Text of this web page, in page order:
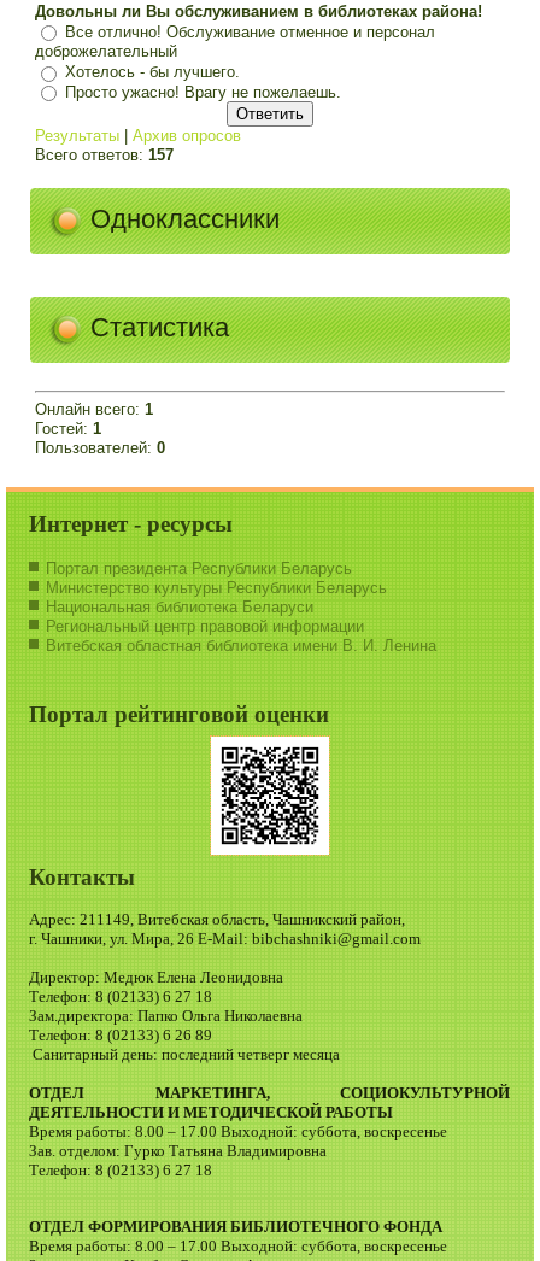
Довольны ли Вы обслуживанием в библиотеках района!
Все отлично! Обслуживание отменное и персонал
доброжелательный
Хотелось - бы лучшего.
Просто ужасно! Врагу не пожелаешь.
Результаты |Архив опросов
Всего ответов:157
Одноклассники
Статистика
Онлайн всего:1
Гостей:1
Пользователей:0
Интернет - ресурсы
Портал президента Республики Беларусь
Министерство культуры Республики Беларусь
Национальная библиотека Беларуси
Региональный центр правовой информации
Витебская областная библиотека имени В. И. Ленина
Портал рейтинговой оценки
Контакты
Адрес: 211149, Витебская область, Чашникский район,
г. Чашники, ул. Мира, 26 E-Mail: bibchashniki@gmail.com
Директор: Медюк Елена Леонидовна
Телефон: 8 (02133) 6 27 18
Зам.директора: Папко Ольга Николаевна
Телефон: 8 (02133) 6 26 89
Санитарный день: последний четверг месяца
ОТДЕЛ МАРКЕТИНГА, СОЦИОКУЛЬТУРНОЙ
ДЕЯТЕЛЬНОСТИ И МЕТОДИЧЕСКОЙ РАБОТЫ
Время работы: 8.00 – 17.00 Выходной: суббота, воскресенье
Зав. отделом: Гурко Татьяна Владимировна
Телефон: 8 (02133) 6 27 18
ОТДЕЛ ФОРМИРОВАНИЯ БИБЛИОТЕЧНОГО ФОНДА
Время работы: 8.00 – 17.00 Выходной: суббота, воскресенье